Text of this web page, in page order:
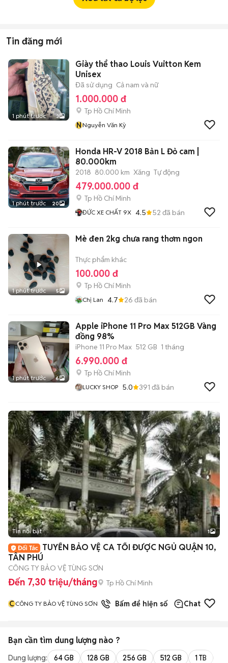
Tin đăng mới
1 phút trước 3
Giày thể thao Louis Vuitton Kem
Unisex
Đã sử dụng Cả nam và nữ
1.000.000 đ
Tp Hồ Chí Minh
NNguyễn Văn Kỳ
1 phút trước 20
Honda HR-V 2018 Bản L Đỏ cam |
80.000km
2018 80.000 km Xăng Tự động
479.000.000 đ
Tp Hồ Chí Minh
ĐỨC XE CHẤT 9X 4.5 52 đã bán
1 phút trước 5
Mè đen 2kg chưa rang thơm ngon
Thực phẩm khác
100.000 đ
Tp Hồ Chí Minh
Chị Lan 4.7 26 đã bán
1 phút trước 6
Apple iPhone 11 Pro Max 512GB Vàng
đồng 98%
iPhone 11 Pro Max 512 GB 1 tháng
6.990.000 đ
Tp Hồ Chí Minh
LUCKY SHOP 5.0 391 đã bán
Tin nổi bật 1
TUYỂN BẢO VỆ CA TỐI ĐƯỢC NGỦ QUẬN 10,
TÂN PHÚ
CÔNG TY BẢO VỆ TÙNG SƠN
Đến 7,30 triệu/tháng Tp Hồ Chí Minh
CCÔNG TY BẢO VỆ TÙNG SƠN Bấm để hiện số Chat
Bạn cần tìm dung lượng nào ?
Dung lượng: 64 GB 128 GB 256 GB 512 GB 1 TB